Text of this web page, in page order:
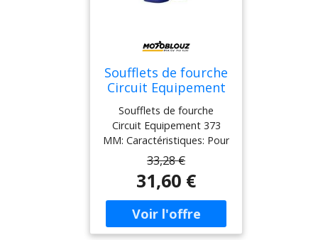
Soufflets de fourche
Circuit Equipement
373 MM Bleu
Soufflets de fourche
Circuit Equipement 373
MM: Caractéristiques: Pour
protéger vos fourches et
remettre un coup de frais
sur votre machine vintage,
les soufflets de fourche
Circuit sont l’accessoire
indispensable à votre
33,28 €
31,60 €